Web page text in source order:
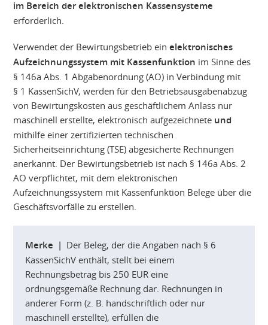
im Bereich der elektronischen Kassensysteme
erforderlich.
Verwendet der Bewirtungsbetrieb einelektronisches
Aufzeichnungssystem mit Kassenfunktion im Sinne des
§ 146a Abs. 1 Abgabenordnung (AO) in Verbindung mit
§ 1 KassenSichV, werden für den Betriebsausgabenabzug
von Bewirtungskosten aus geschäftlichem Anlass nur
maschinell erstellte, elektronisch aufgezeichnete und
mithilfe einer zertifizierten technischen
Sicherheitseinrichtung (TSE) abgesicherte Rechnungen
anerkannt. Der Bewirtungsbetrieb ist nach § 146a Abs. 2
AO verpflichtet, mit dem elektronischen
Aufzeichnungssystem mit Kassenfunktion Belege über die
Geschäftsvorfälle zu erstellen.
Merke | Der Beleg, der die Angaben nach § 6
KassenSichV enthält, stellt bei einem
Rechnungsbetrag bis 250 EUR eine
ordnungsgemäße Rechnung dar. Rechnungen in
anderer Form (z. B. handschriftlich oder nur
maschinell erstellte), erfüllen die